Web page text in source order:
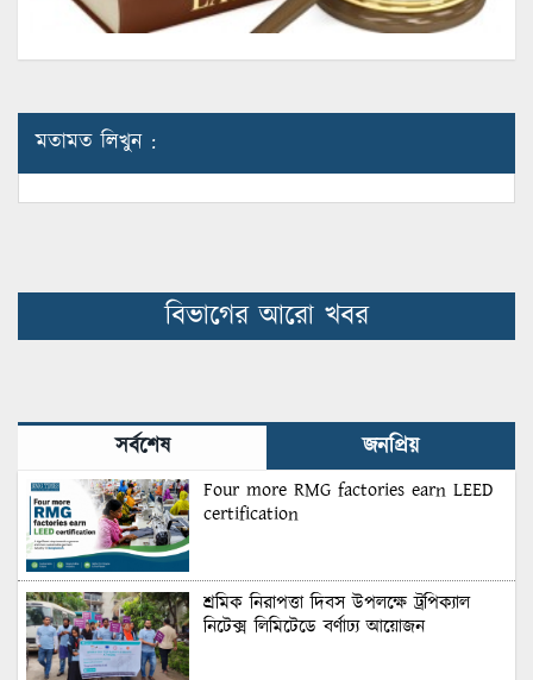
মতামত লিখুন :
বিভাগের আরো খবর
সর্বশেষ জনপ্রিয়
Four more RMG factories earn LEED
certification
শ্রমিক নিরাপত্তা দিবস উপলক্ষে ট্রপিক্যাল
নিটেক্স লিমিটেডে বর্ণাঢ্য আয়োজন